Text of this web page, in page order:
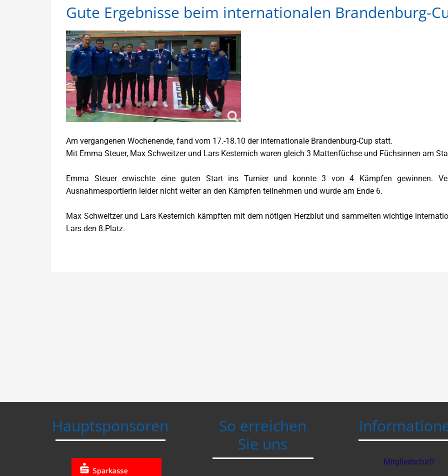
Gute Ergebnisse beim internationalen Brandenburg-
Am vergangenen Wochenende, fand vom 17.-18.10 der internationale Brandenburg-Cup statt.
Mit Emma Steuer, Max Schweitzer und Lars Kesternich waren gleich 3 Mattenfüchse und Füchsinnen am
Emma Steuer erwischte eine guten Start ins Turnier und konnte 3 von 4 Kämpfen gewinnen.
Ausnahmesportlerin leider nicht weiter an den Kämpfen teilnehmen und wurde am Ende 6.
Max Schweitzer und Lars Kesternich kämpften mit dem nötigen Herzblut und sammelten wichtige
Lars den 8.Platz.
Hauptsponsoren
So erreichen
Sie uns
Mitgliedschaft